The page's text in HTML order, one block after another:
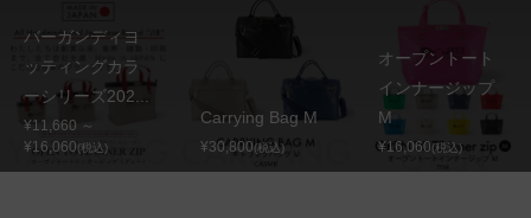
バーガンディヨ
ッティングカラ
ーシリーズ202...
¥11,660 ～
¥16,060(税込)
Carrying Bag M
¥30,800(税込)
オープントート
インナージップ
M
¥16,060(税込)